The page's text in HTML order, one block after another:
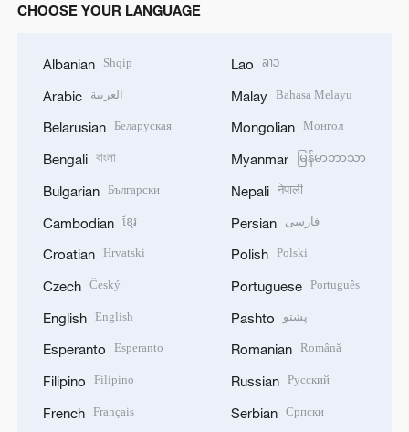
CHOOSE YOUR LANGUAGE
Albanian Shqip
Arabic العربية
Belarusian Беларуская
Bengali বাংলা
Bulgarian Български
Cambodian ខ្មែរ
Croatian Hrvatski
Czech Český
English English
Esperanto Esperanto
Filipino Filipino
French Français
Lao ລາວ
Malay Bahasa Melayu
Mongolian Монгол
Myanmar မြန်မာဘာသာ
Nepali नेपाली
Persian فارسی
Polish Polski
Portuguese Português
Pashto پښتو
Romanian Română
Russian Русский
Serbian Српски